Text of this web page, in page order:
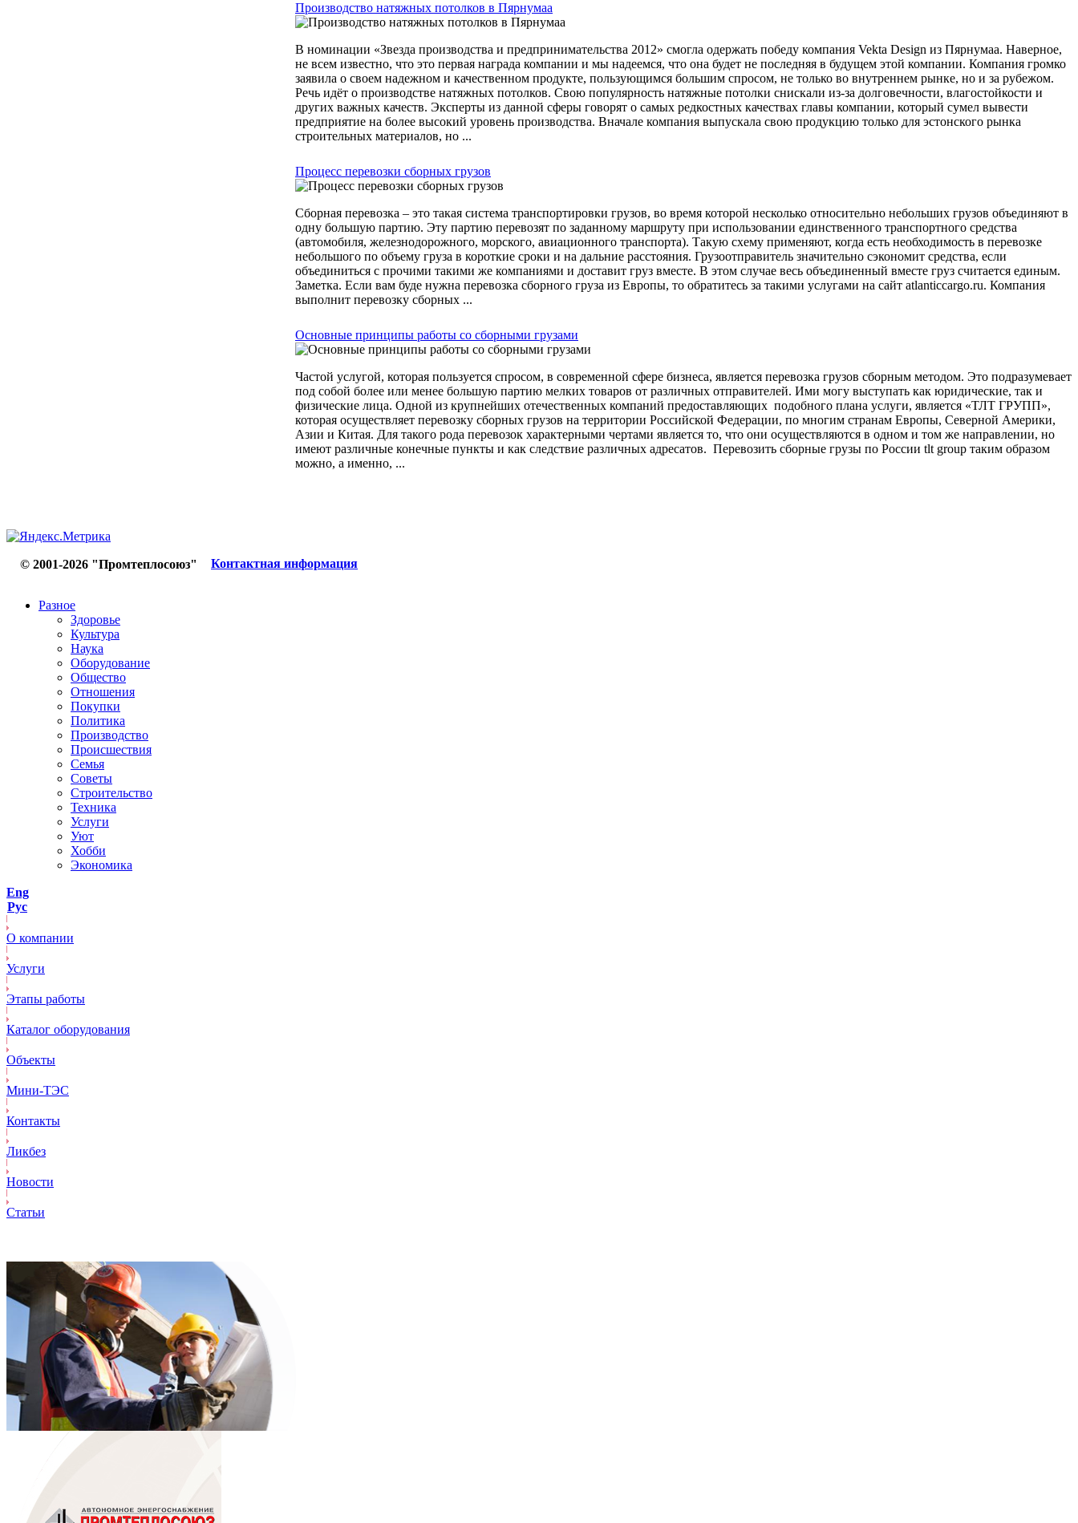
Производство натяжных потолков в Пярнумаа
В номинации «Звезда производства и предпринимательства 2012» смогла одержать победу компания Vekta Design из Пярнумаа. Наверное,
не всем известно, что это первая награда компании и мы надеемся, что она будет не последняя в будущем этой компании. Компания громко
заявила о своем надежном и качественном продукте, пользующимся большим спросом, не только во внутреннем рынке, но и за рубежом.
Речь идёт о производстве натяжных потолков. Свою популярность натяжные потолки снискали из-за долговечности, влагостойкости и
других важных качеств. Эксперты из данной сферы говорят о самых редкостных качествах главы компании, который сумел вывести
предприятие на более высокий уровень производства. Вначале компания выпускала свою продукцию только для эстонского рынка
строительных материалов, но ...
Процесс перевозки сборных грузов
Сборная перевозка – это такая система транспортировки грузов, во время которой несколько относительно небольших грузов объединяют в
одну большую партию. Эту партию перевозят по заданному маршруту при использовании единственного транспортного средства
(автомобиля, железнодорожного, морского, авиационного транспорта). Такую схему применяют, когда есть необходимость в перевозке
небольшого по объему груза в короткие сроки и на дальние расстояния. Грузоотправитель значительно сэкономит средства, если
объединиться с прочими такими же компаниями и доставит груз вместе. В этом случае весь объединенный вместе груз считается единым.
Заметка. Если вам буде нужна перевозка сборного груза из Европы, то обратитесь за такими услугами на сайт atlanticcargo.ru. Компания
выполнит перевозку сборных ...
Основные принципы работы со сборными грузами
Частой услугой, которая пользуется спросом, в современной сфере бизнеса, является перевозка грузов сборным методом. Это подразумевает
под собой более или менее большую партию мелких товаров от различных отправителей. Ими могу выступать как юридические, так и
физические лица. Одной из крупнейших отечественных компаний предоставляющих подобного плана услуги, является «ТЛТ ГРУПП»,
которая осуществляет перевозку сборных грузов на территории Российской Федерации, по многим странам Европы, Северной Америки,
Азии и Китая. Для такого рода перевозок характерными чертами является то, что они осуществляются в одном и том же направлении, но
имеют различные конечные пункты и как следствие различных адресатов. Перевозить сборные грузы по России tlt group таким образом
можно, а именно, ...
© 2001-2026 "Промтеплосоюз" Контактная информация
Разное
Здоровье
Культура
Наука
Оборудование
Общество
Отношения
Покупки
Политика
Производство
Происшествия
Семья
Советы
Строительство
Техника
Услуги
Уют
Хобби
Экономика
Eng
Рус
О компании
Услуги
Этапы работы
Каталог оборудования
Объекты
Mини-ТЭС
Контакты
Ликбез
Новости
Статьи